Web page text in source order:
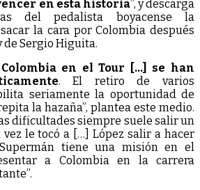
en esta historia”, y descarga
del pedalista boyacense la
la cara por Colombia después
Sergio Higuita.
en el Tour […] se han
. El retiro de varios
seriamente la oportunidad de
la hazaña”, plantea este medio.
dificultades siempre suele salir un
vez le tocó a […] López salir a hacer
tiene una misión en el
a Colombia en la carrera